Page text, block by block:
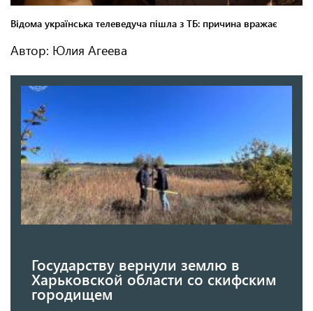
Автор: Юлия Агеева
Государству вернули землю в
Харьковской области со скифским
городищем